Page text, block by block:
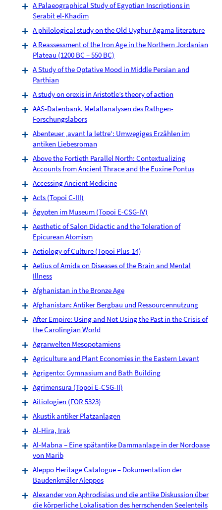
A Palaeographical Study of Egyptian Inscriptions in
Serabit el-Khadim
A philological study on the Old Uyghur Āgama literature
A Reassessment of the Iron Age in the Northern Jordanian
Plateau (1200 BC – 550 BC)
A Study of the Optative Mood in Middle Persian and
Parthian
A study on orexis in Aristotle’s theory of action
AAS-Datenbank. Metallanalysen des Rathgen-
Forschungslabors
Abenteuer ‚avant la lettre‘: Umwegiges Erzählen im
antiken Liebesroman
Above the Fortieth Parallel North: Contextualizing
Accounts from Ancient Thrace and the Euxine Pontus
Accessing Ancient Medicine
Acts (Topoi C-III)
Ägypten im Museum (Topoi E-CSG-IV)
Aesthetic of Salon Didactic and the Toleration of
Epicurean Atomism
Aetiology of Culture (Topoi Plus-14)
Aetius of Amida on Diseases of the Brain and Mental
Illness
Afghanistan in the Bronze Age
Afghanistan: Antiker Bergbau und Ressourcennutzung
After Empire: Using and Not Using the Past in the Crisis of
the Carolingian World
Agrarwelten Mesopotamiens
Agriculture and Plant Economies in the Eastern Levant
Agrigento: Gymnasium and Bath Building
Agrimensura (Topoi E-CSG-II)
Aitiologien (FOR 5323)
Akustik antiker Platzanlagen
Al-Hira, Irak
Al-Mabna – Eine spätantike Dammanlage in der Nordoase
von Marib
Aleppo Heritage Catalogue – Dokumentation der
Baudenkmäler Aleppos
Alexander von Aphrodisias und die antike Diskussion über
die körperliche Lokalisation des herrschenden Seelenteils